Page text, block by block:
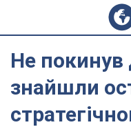
Не покинув
знайшли